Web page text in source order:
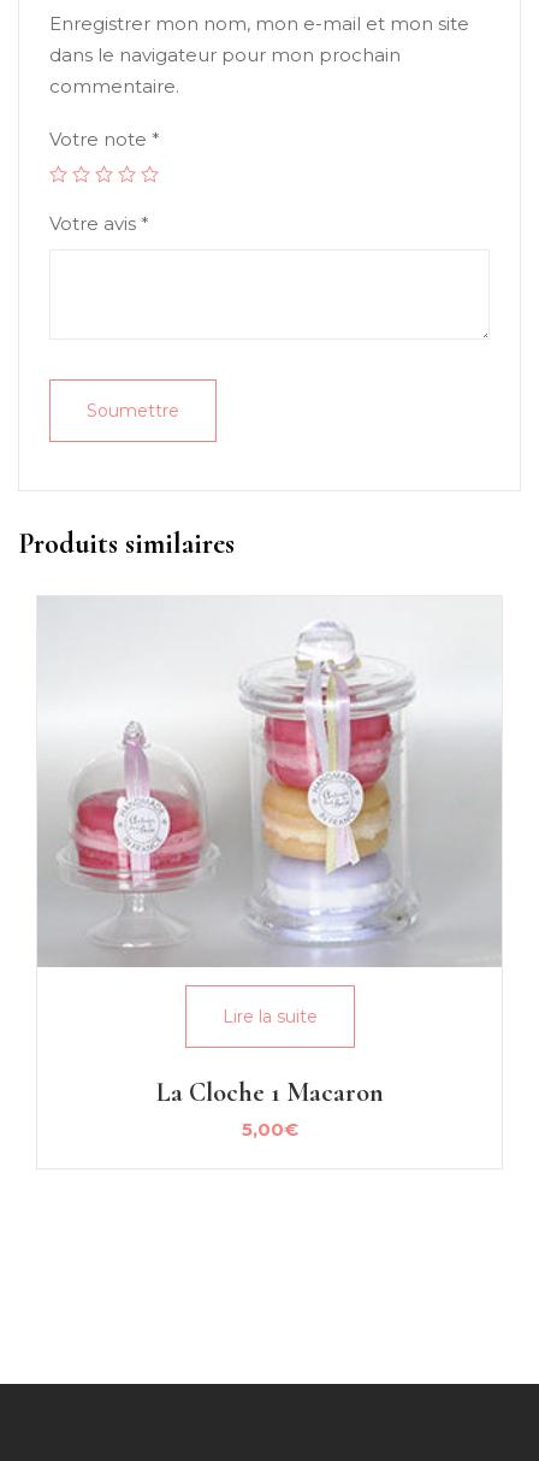
Enregistrer mon nom, mon e-mail et mon site
dans le navigateur pour mon prochain
commentaire.
Votre note *
Votre avis *
Produits similaires
Lire la suite
La Cloche 1 Macaron
5,00€